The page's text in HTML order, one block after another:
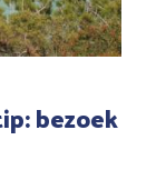
bezoek